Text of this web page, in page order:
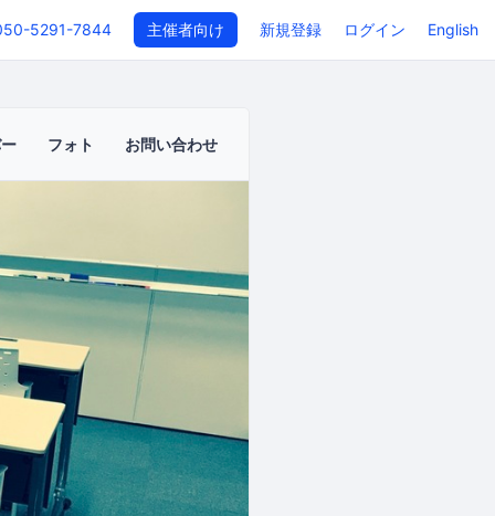
5291-7844 主催者向け 新規登録 ログイン English
フォト お問い合わせ